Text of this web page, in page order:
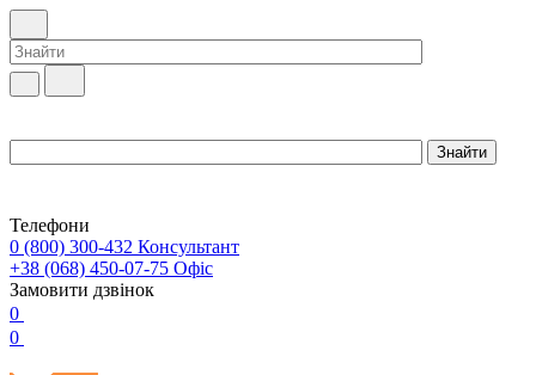
Телефони
0 (800) 300-432 Консультант
+38 (068) 450-07-75 Офіс
Замовити дзвінок
0
0